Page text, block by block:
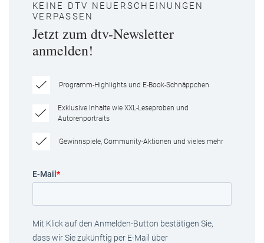
KEINE DTV NEUERSCHEINUNGEN
VERPASSEN
Jetzt zum dtv-Newsletter
anmelden!
Programm-Highlights und E-Book-Schnäppchen
Exklusive Inhalte wie XXL-Leseproben und
Autorenportraits
Gewinnspiele, Community-Aktionen und vieles mehr
E-Mail *
Mit Klick auf den Anmelden-Button bestätigen Sie,
dass wir Sie zukünftig per E-Mail über